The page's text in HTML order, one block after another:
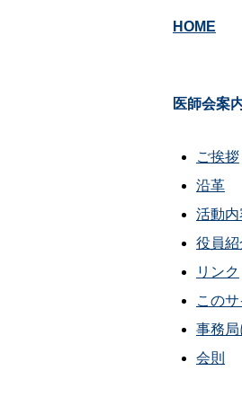
HOME
医師会案
ご挨拶
沿革
活動内
役員紹
リンク
この
事務局
会則